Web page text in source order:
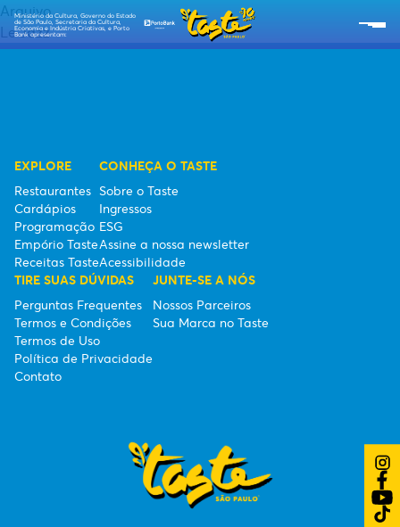
Ministério da Cultura, Governo do Estado
de São Paulo, Secretaria da Cultura,
Economia e Indústria Criativas, e Porto
Bank apresentam:
CARDÁPIOS
PROGRAMAÇÃO
RECEITAS TASTE
EMPÓRIO TASTE
TIPO DE INGRESSOS
Arquivo
Le Jazz
EXPLORE
Restaurantes
Cardápios
Programação
Empório Taste
Receitas Taste
CONHEÇA O TASTE
Sobre o Taste
Ingressos
ESG
Assine a nossa newsletter
Acessibilidade
TIRE SUAS DÚVIDAS
Perguntas Frequentes
Termos e Condições
Termos de Uso
Política de Privacidade
Contato
JUNTE-SE A NÓS
Nossos Parceiros
Sua Marca no Taste